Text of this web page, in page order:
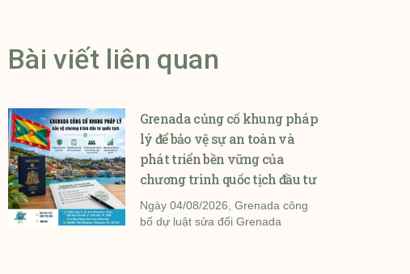
Bài viết liên quan
Grenada củng cố khung pháp
lý để bảo vệ sự an toàn và
phát triển bền vững của
chương trình quốc tịch đầu tư
Ngày 04/08/2026, Grenada công
bố dự luật sửa đổi Grenada